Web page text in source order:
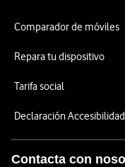
Comparador de móviles
Repara tu dispositivo
Tarifa social
Declaración Accesibilidad
Contacta con